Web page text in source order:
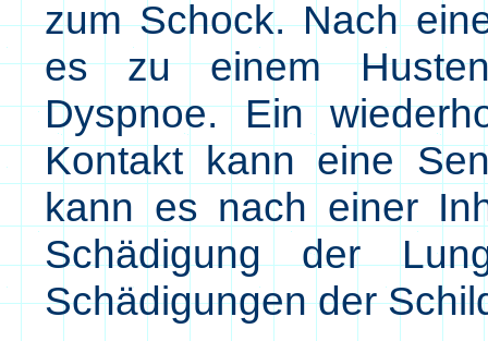
zum Schock. Nach
es zu einem
Dyspnoe. Ein
Kontakt kann eine
kann es nach einer
Schädigung der
Schädigungen der